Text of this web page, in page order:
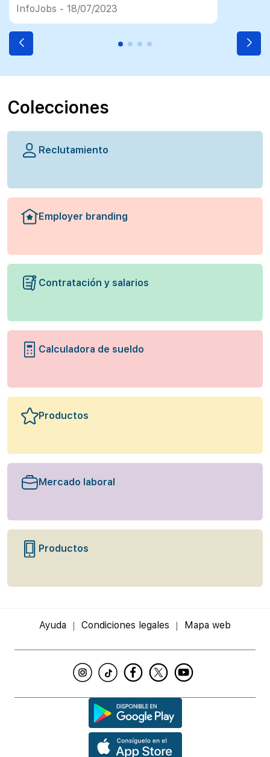
InfoJobs - 18/07/2023
Colecciones
Reclutamiento
Employer branding
Contratación y salarios
Calculadora de sueldo
Productos
Mercado laboral
Productos
Ayuda Condiciones legales Mapa web